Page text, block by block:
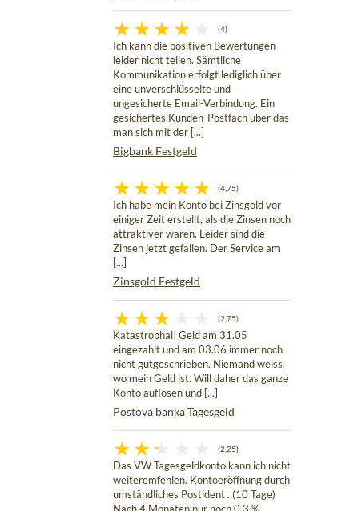
(4)
Ich kann die positiven Bewertungen
leider nicht teilen. Sämtliche
Kommunikation erfolgt lediglich über
eine unverschlüsselte und
ungesicherte Email-Verbindung. Ein
gesichertes Kunden-Postfach über das
man sich mit der [...]
Bigbank Festgeld
(4,75)
Ich habe mein Konto bei Zinsgold vor
einiger Zeit erstellt, als die Zinsen noch
attraktiver waren. Leider sind die
Zinsen jetzt gefallen. Der Service am
[...]
Zinsgold Festgeld
(2,75)
Katastrophal! Geld am 31.05
eingezahlt und am 03.06 immer noch
nicht gutgeschrieben. Niemand weiss,
wo mein Geld ist. Will daher das ganze
Konto auflösen und [...]
Postova banka Tagesgeld
(2,25)
Das VW Tagesgeldkonto kann ich nicht
weiteremfehlen. Kontoeröffnung durch
umständliches Postident . (10 Tage)